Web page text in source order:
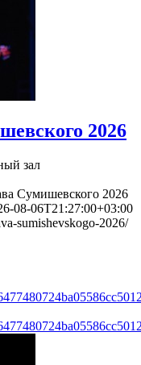
2026
зал
Сумишевского 2026
08-06T21:27:00+03:00
sumishevskogo-2026/